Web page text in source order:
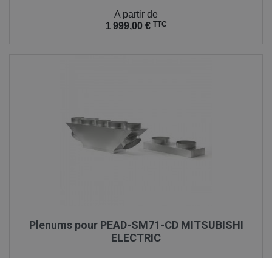
A partir de
1 999,00 € TTC
Plenums pour PEAD-SM71-CD MITSUBISHI
ELECTRIC